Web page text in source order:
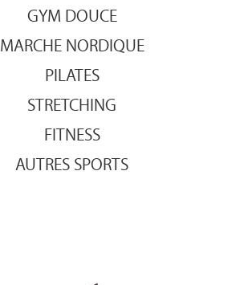
GYM DOUCE
MARCHE NORDIQUE
PILATES
STRETCHING
FITNESS
AUTRES SPORTS